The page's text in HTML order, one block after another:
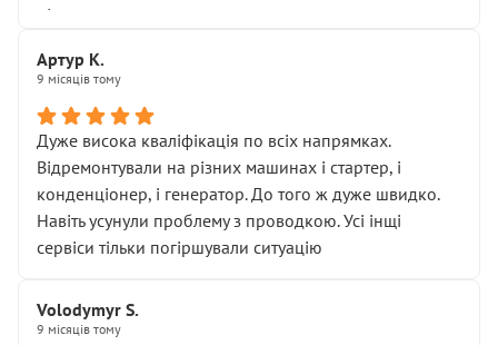
підсумку.
Артур К.
9 місяців тому
Дуже висока кваліфікація по всіх напрямках.
Відремонтували на різних машинах і стартер, і
конденціонер, і генератор. До того ж дуже швидко.
Навіть усунули проблему з проводкою. Усі інщі
сервіси тільки погіршували ситуацію
Volodymyr S.
9 місяців тому